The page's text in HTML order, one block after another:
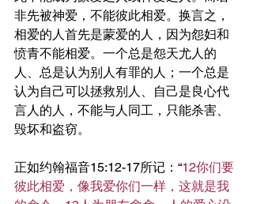
非先被神爱，不能彼此相爱。换言之，
相爱的人首先是蒙爱的人，因为怨妇和
愤青不能相爱。一个总是怨天尤人的
人、总是认为别人有罪的人；一个总是
认为自己可以拯救别人、自己是良心代
言人的人，不能与人同工，只能杀害、
毁坏和盗窃。
正如约翰福音15:12-17所记：“12你们要
彼此相爱，像我爱你们一样，这就是我